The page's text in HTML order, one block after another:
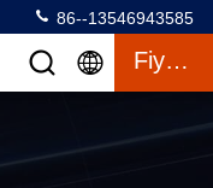
86--13546943585
Fiyat Teklifi